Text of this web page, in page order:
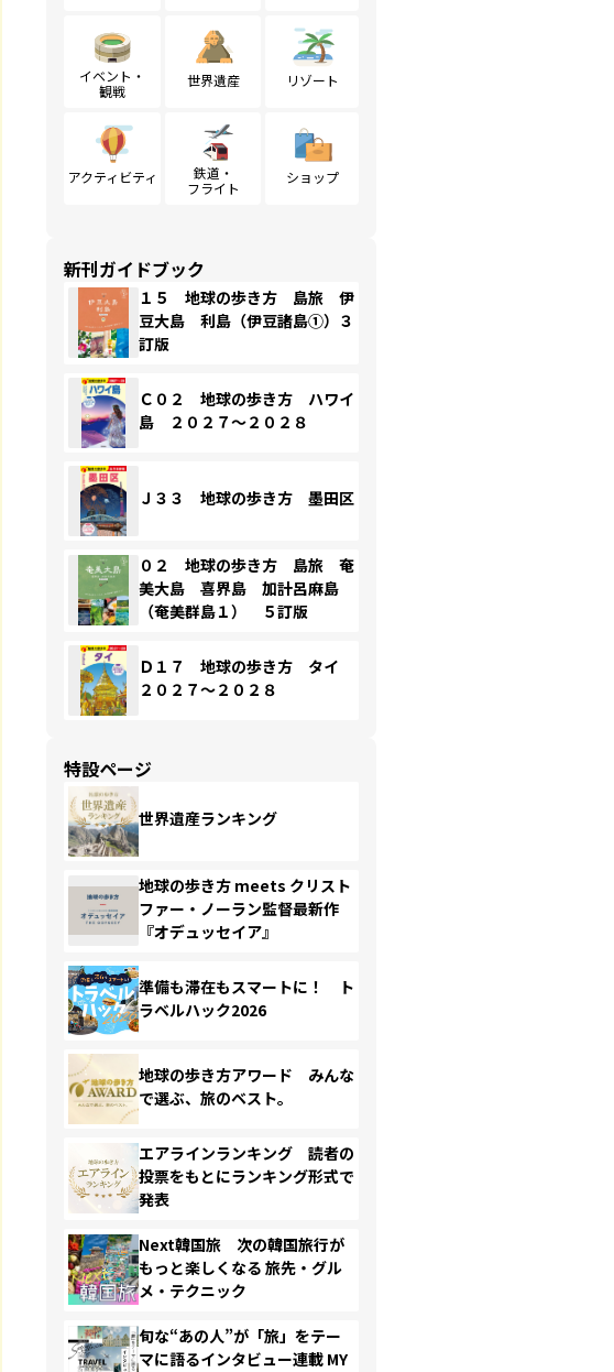
イベント・
観戦
世界遺産 リゾート
アクティビティ
鉄道・
フライト
ショップ
新刊ガイドブック
１５ 地球の歩き方 島旅 伊
豆大島 利島（伊豆諸島①）３
訂版
Ｃ０２ 地球の歩き方 ハワイ
島 ２０２７～２０２８
Ｊ３３ 地球の歩き方 墨田区
０２ 地球の歩き方 島旅 奄
美大島 喜界島 加計呂麻島
（奄美群島１） ５訂版
Ｄ１７ 地球の歩き方 タイ
２０２７～２０２８
特設ページ
世界遺産ランキング
地球の歩き方 meets クリスト
ファー・ノーラン監督最新作
『オデュッセイア』
準備も滞在もスマートに！ ト
ラベルハック2026
地球の歩き方アワード みんな
で選ぶ、旅のベスト。
エアラインランキング 読者の
投票をもとにランキング形式で
発表
Next韓国旅 次の韓国旅行が
もっと楽しくなる 旅先・グル
メ・テクニック
旬な“あの人”が「旅」をテー
マに語るインタビュー連載 MY